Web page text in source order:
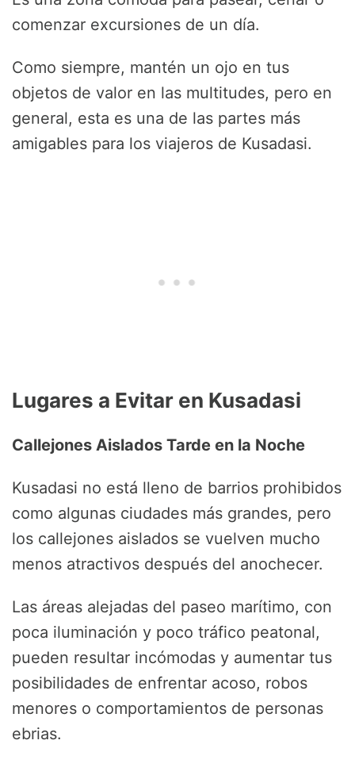
comenzar excursiones de un día.
Como siempre, mantén un ojo en tus
objetos de valor en las multitudes, pero en
general, esta es una de las partes más
amigables para los viajeros de Kusadasi.
Lugares a Evitar en Kusadasi
Callejones Aislados Tarde en la Noche
Kusadasi no está lleno de barrios prohibidos
como algunas ciudades más grandes, pero
los callejones aislados se vuelven mucho
menos atractivos después del anochecer.
Las áreas alejadas del paseo marítimo, con
poca iluminación y poco tráfico peatonal,
pueden resultar incómodas y aumentar tus
posibilidades de enfrentar acoso, robos
menores o comportamientos de personas
ebrias.